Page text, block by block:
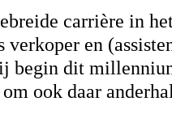
carrière in
en
begin dit
om ook daar